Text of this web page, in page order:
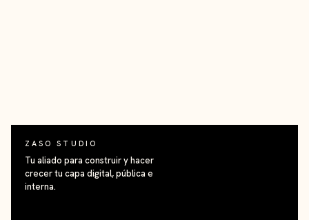
ZASO STUDIO
Tu aliado para construir y hacer
crecer tu capa digital, pública e
interna.